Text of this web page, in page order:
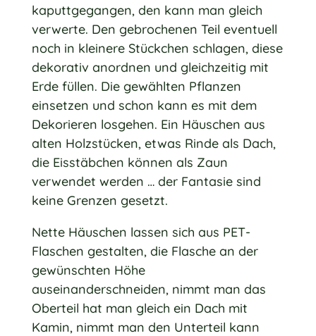
kaputtgegangen, den kann man gleich
verwerte. Den gebrochenen Teil eventuell
noch in kleinere Stückchen schlagen, diese
dekorativ anordnen und gleichzeitig mit
Erde füllen. Die gewählten Pflanzen
einsetzen und schon kann es mit dem
Dekorieren losgehen. Ein Häuschen aus
alten Holzstücken, etwas Rinde als Dach,
die Eisstäbchen können als Zaun
verwendet werden … der Fantasie sind
keine Grenzen gesetzt.
Nette Häuschen lassen sich aus PET-
Flaschen gestalten, die Flasche an der
gewünschten Höhe
auseinanderschneiden, nimmt man das
Oberteil hat man gleich ein Dach mit
Kamin, nimmt man den Unterteil kann